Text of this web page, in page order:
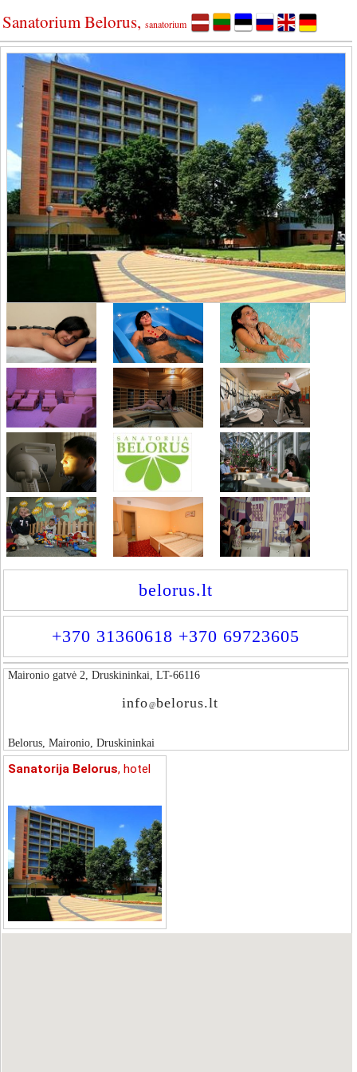
Sanatorium Belorus, sanatorium
belorus.lt
+370 31360618 +370 69723605
Maironio gatvė 2, Druskininkai, LT-66116
info @belorus.lt
Belorus, Maironio, Druskininkai
Sanatorija Belorus, hotel